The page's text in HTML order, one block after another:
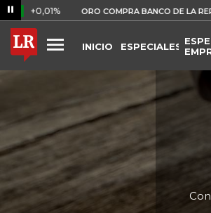
ORO COMPRA BANCO DE LA REPÚBLICA
INICIO ESPECIALES